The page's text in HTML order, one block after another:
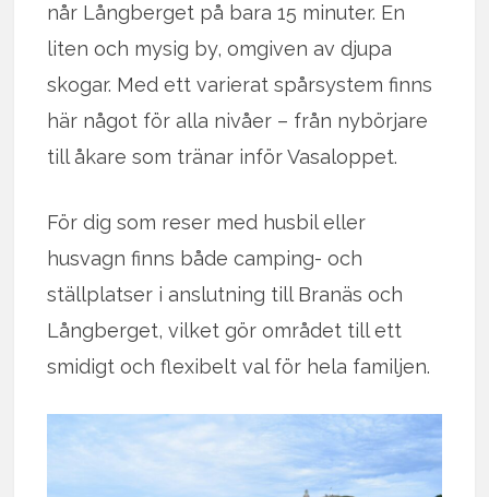
når Långberget på bara 15 minuter. En
liten och mysig by, omgiven av djupa
skogar. Med ett varierat spårsystem finns
här något för alla nivåer – från nybörjare
till åkare som tränar inför Vasaloppet.
För dig som reser med husbil eller
husvagn finns både camping- och
ställplatser i anslutning till Branäs och
Långberget, vilket gör området till ett
smidigt och flexibelt val för hela familjen.